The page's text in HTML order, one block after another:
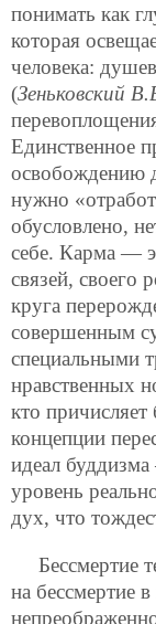
понимать как
которая
человека:
(Зеньковский
Единственное
освобождению
нужно
обусловлено,
себе. Карма —
связей, своего
круга
совершенным
специальными
нравственных
кто причисляет
концепции
идеал
уровень
дух, что
Бессмертие
на бессмертие